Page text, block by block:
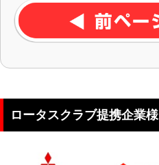
ロータスクラブ提携企業様